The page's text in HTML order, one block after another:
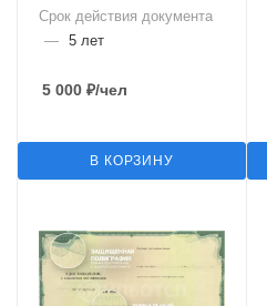
Срок действия документа
— 5 лет
5 000 ₽/чел
В КОРЗИНУ